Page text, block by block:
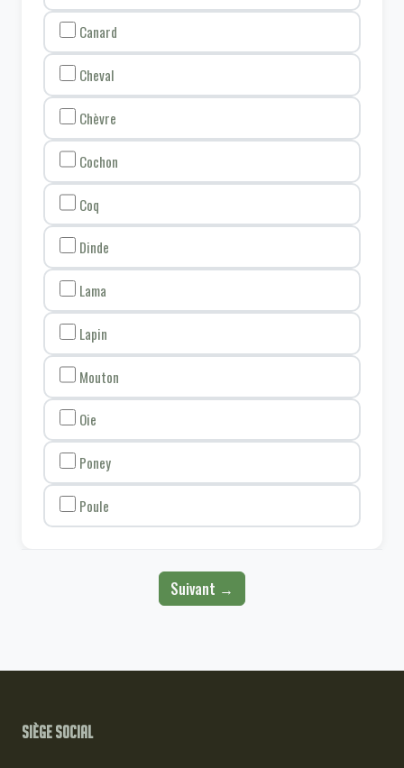
Canard
Cheval
Chèvre
Cochon
Coq
Dinde
Lama
Lapin
Mouton
Oie
Poney
Poule
Suivant →
Siège social